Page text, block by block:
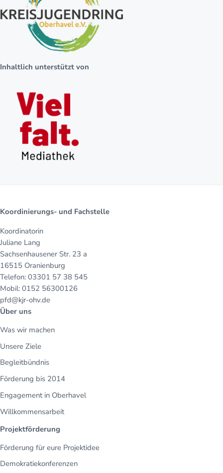
Inhaltlich unterstützt von
Koordinierungs- und Fachstelle
Koordinatorin
Juliane Lang
Sachsenhausener Str. 23 a
16515 Oranienburg
Telefon: 03301 57 38 545
Mobil: 0152 56300126
pfd@kjr-ohv.de
Über uns
Was wir machen
Unsere Ziele
Begleitbündnis
Förderung bis 2014
Engagement in Oberhavel
Willkommensarbeit
Projektförderung
Förderung für eure Projektidee
Demokratiekonferenzen